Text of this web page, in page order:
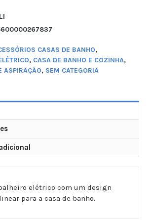
CASAS DE BANHO,
, CASA DE BANHO E COZINHA,
ASPIRAÇÃO, SEM CATEGORIA
elétrico com um design
para a casa de banho.